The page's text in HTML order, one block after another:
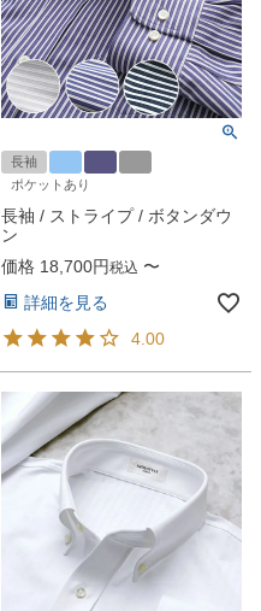
長袖
ポケットあり
長袖 / ストライプ / ボタンダウ
ン
価格 18,700 税込 〜
詳細を見る
4.00